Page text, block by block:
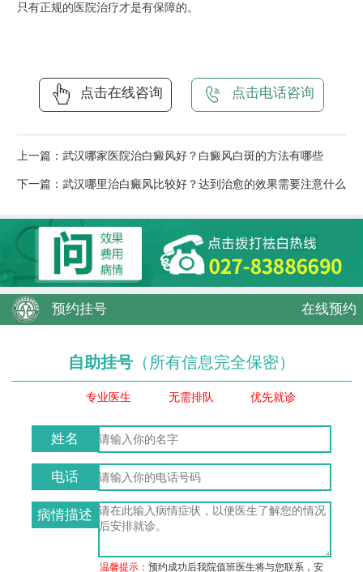
只有正规的医院治疗才是有保障的。
点击在线咨询 点击电话咨询
上一篇： 武汉哪家医院治白癜风好？白癜风白斑的方法有哪些
下一篇： 武汉哪里治白癜风比较好？达到治愈的效果需要注意什么
预约挂号 在线预约
自助挂号 （所有信息完全保密）
专业医生 无需排队 优先就诊
姓名
电话
病情描述
温馨提示：预约成功后我院值班医生将与您联系，安